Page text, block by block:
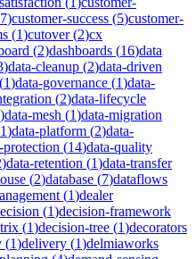
7)customer-success (5)customer-
(1)cutover(2)cx
(2)dashboards (16)data
)data-cleanup (2)data-driven
(1)data-governance (1)data-
(2)data-lifecycle
)data-mesh (1)data-migration
1)data-platform (2)data-
protection (14)data-quality
)data-retention (1)data-transfer
(2)database (7)dataflows
(1)dealer
(1)decision-framework
(1)decision-tree (1)decorators
(1)delivery (1)delmiaworks